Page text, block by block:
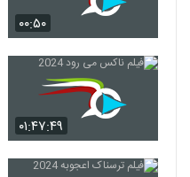
۰۰:۵۰
۰۱:۴۷:۴۹